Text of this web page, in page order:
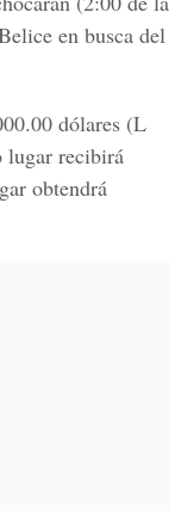
en busca del
dólares (L
lugar recibirá
obtendrá